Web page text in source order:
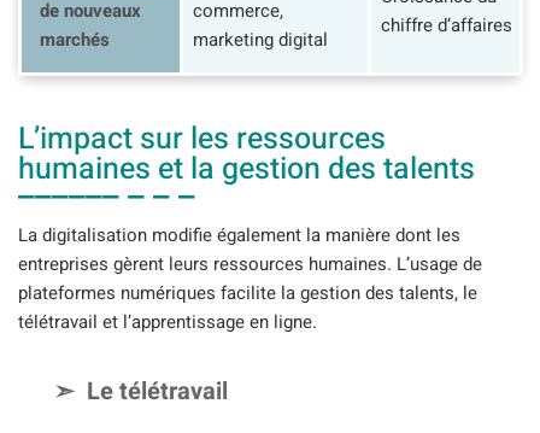
de nouveaux
marchés
commerce,
marketing digital
chiffre d’affaires
L’impact sur les ressources
humaines et la gestion des talents
La digitalisation modifie également la manière dont les
entreprises gèrent leurs ressources humaines. L’usage de
plateformes numériques facilite la gestion des talents, le
télétravail et l’apprentissage en ligne.
Le télétravail